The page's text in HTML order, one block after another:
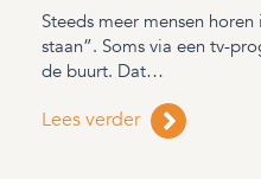
Steeds meer mensen
staan”. Soms via een tv-
de buurt. Dat…
Lees verder